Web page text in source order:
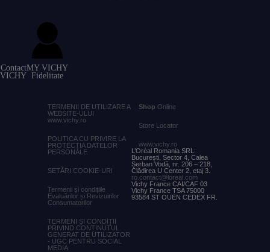
Contact
VICHY
MY VICHY
Fidelitate
TERMENII DE UTILIZARE A
WEBSITE-ULUI
www.vichy.ro
POLITICA CU PRIVIRE LA
PROTECȚIA DATELOR
PERSONALE
SETĂRI COOKIE-URI
Termenii și condițiile
Evaluărilor și Revizuirilor
Consumatorilor
TERMENI ȘI CONDIȚII
PRIVIND CONȚINUTUL
GENERAT DE UTILIZATOR
- UGC PENTRU SOCIAL
MEDIA
Shop Online
Store Locator
www.vichy.ro
L’Oréal Romania SRL:
București, Sector 4, Calea
Șerban Vodă, nr. 206 – 218,
Clădirea U Center 2, etaj 3.
ro.contact@loreal.com
Vichy France CAI/CAF 03
Vichy France TSA 75000
93584 ST OUEN CEDEX FR.